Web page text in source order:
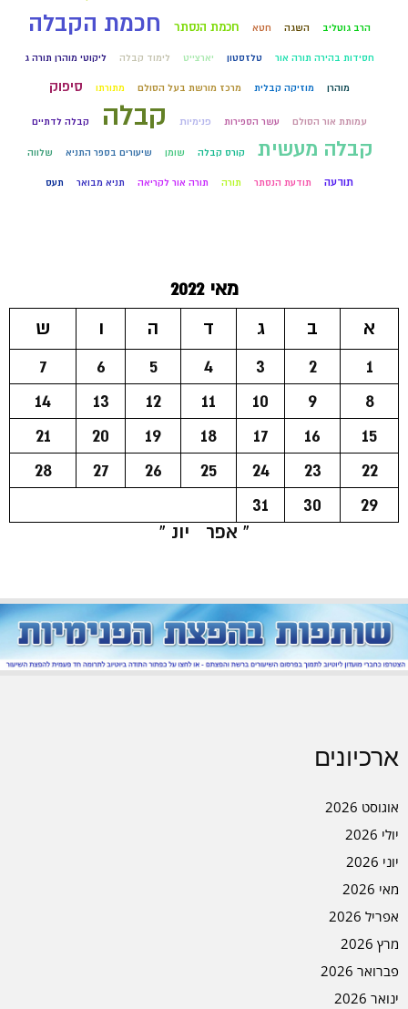
הרב גוטליב השגה חטא חכמת הנסתר חכמת הקבלה
חסידות בהירה תורה אור טלזסטון יארצייט לימוד קבלה ליקוטי מוהרן תורה ג
מוהרן מוזיקה קבלית מרכז מורשת בעל הסולם מתורתו סיפוק
עמותת אור הסולם עשר הספירות פנימיות קבלה קבלה לדתיים
קבלה מעשית קורס קבלה שומן שיעורים בספר התניא שלווה
תודעה תודעת הנסתר תורה תורה אור לקריאה תניא מבואר תעס
מאי 2022
א
ב ג ד ה ו
ש
1
2
3
4
5
6
7
8
9
10
11
12
13
14
15
16
17
18
19
20
21
22
23
24
25
26
27
28
29
30
31
« אפר
יונ »
ארכיונים
אוגוסט 2026
יולי 2026
יוני 2026
מאי 2026
אפריל 2026
מרץ 2026
פברואר 2026
ינואר 2026